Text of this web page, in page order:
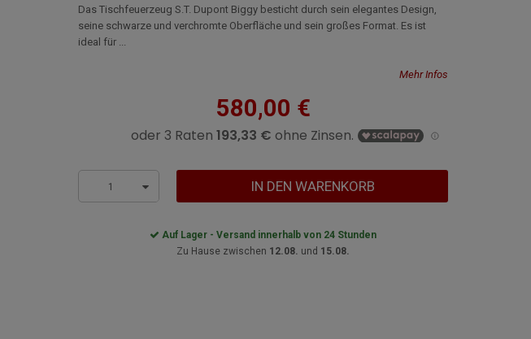
Das Tischfeuerzeug S.T. Dupont Biggy besticht durch sein elegantes Design,
seine schwarze und verchromte Oberfläche und sein großes Format. Es ist
ideal für ...
Mehr Infos
580,00 €
1 IN DEN WARENKORB
Auf Lager - Versand innerhalb von 24 Stunden
Zu Hause zwischen 12.08. und 15.08.